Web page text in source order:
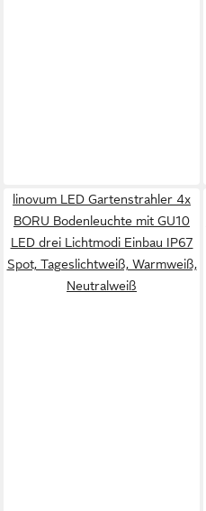
linovum LED Gartenstrahler 4x
BORU Bodenleuchte mit GU10
LED drei Lichtmodi Einbau IP67
Spot, Tageslichtweiß, Warmweiß,
Neutralweiß